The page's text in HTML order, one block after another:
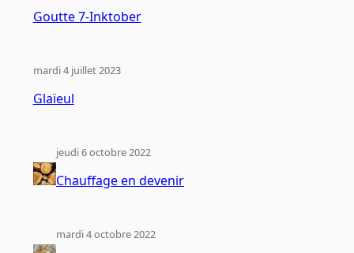
Goutte 7-Inktober
Glaïeul
mardi 4 juillet 2023
Chauffage en devenir
jeudi 6 octobre 2022
mardi 4 octobre 2022